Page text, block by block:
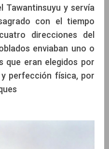
Tawantinsuyu y servía
con el tiempo
direcciones del
enviaban uno o
que eran elegidos por
perfección física, por